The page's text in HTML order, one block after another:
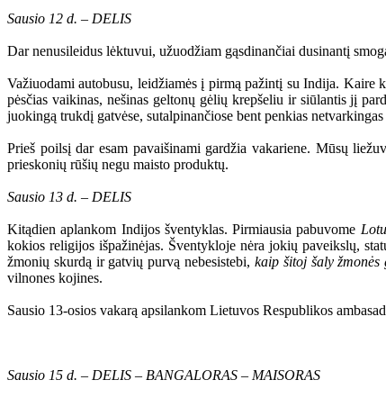
Sausio 12 d. – DELIS
Dar nenusileidus lėktuvui, užuodžiam gąsdinančiai dusinantį
Važiuodami autobusu, leidžiamės į pirmą pažintį su Indija. Kaire
pėsčias vaikinas, nešinas geltonų gėlių krepšeliu ir siūlantis jį
juokingą trukdį gatvėse, sutalpinančiose bent penkias
Prieš poilsį dar esam pavaišinami gardžia vakariene. Mūsų
prieskonių rūšių negu maisto produktų.
Sausio 13 d. – DELIS
Kitądien aplankom Indijos šventyklas. Pirmiausia pabuvome
kokios religijos išpažinėjas. Šventykloje nėra jokių paveikslų,
žmonių skurdą ir gatvių purvą nebesistebi, kaip šitoj šaly žmonės
vilnones kojines.
Sausio 13-osios vakarą apsilankom Lietuvos Respublikos
Sausio 15 d. – DELIS – BANGALORAS – MAISORAS